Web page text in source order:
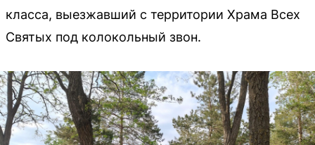
класса, выезжавший с территории Храма Всех
Святых под колокольный звон.